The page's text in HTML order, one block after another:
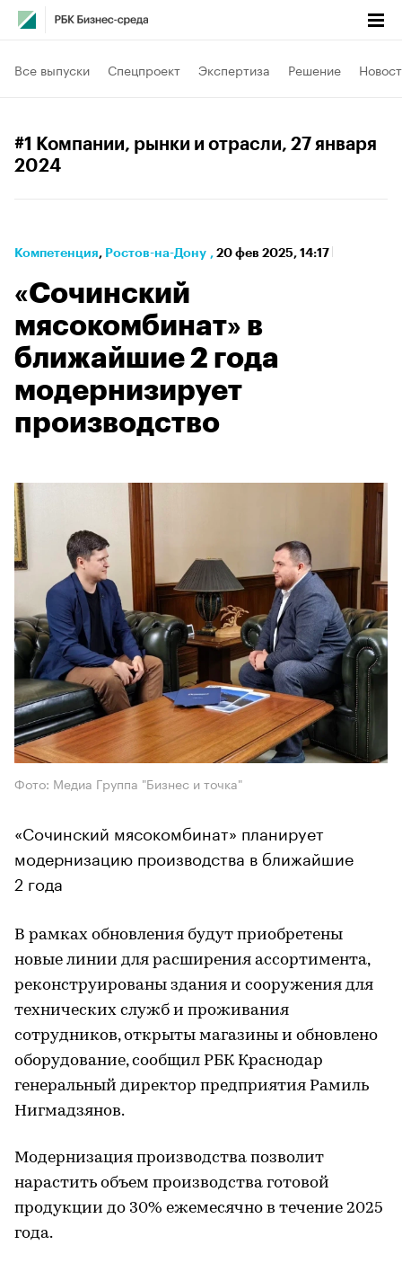
Все выпуски Спецпроект Экспертиза Решение
#1 Компании, рынки и отрасли, 27 января
2024
Компетенция⁠, Ростов-на-Дону , 20 фев 2025, 14:17
«Сочинский
мясокомбинат» в
ближайшие 2 года
модернизирует
производство
Фото: Медиа Группа "Бизнес и точка"
«Сочинский мясокомбинат» планирует
модернизацию производства в ближайшие
2 года
В рамках обновления будут приобретены
новые линии для расширения ассортимента,
реконструированы здания и сооружения для
технических служб и проживания
сотрудников, открыты магазины и обновлено
оборудование, сообщил РБК Краснодар
генеральный директор предприятия Рамиль
Нигмадзянов.
Модернизация производства позволит
нарастить объем производства готовой
продукции до 30% ежемесячно в течение 2025
года.